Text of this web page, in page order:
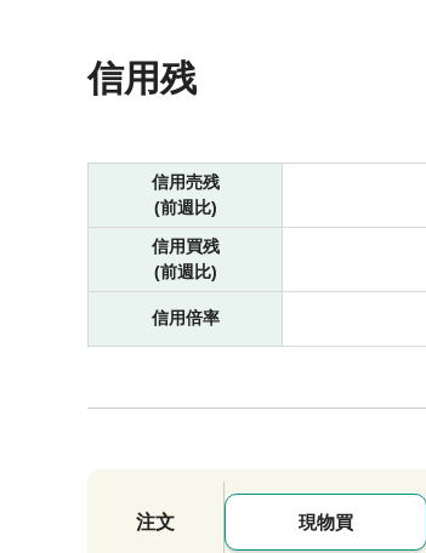
信用残
信用売残
(前週比)
信用買残
(前週比)
信用倍率
注文 現物買